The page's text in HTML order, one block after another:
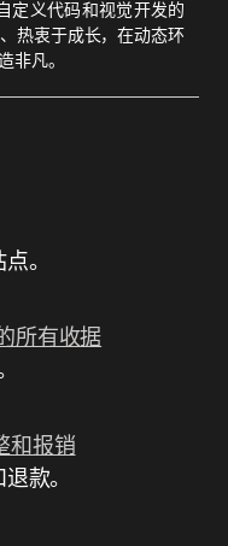
定义代码和视觉开发的
热衷于成长，在动态环
非凡。
。
所有收据
和报销
款。